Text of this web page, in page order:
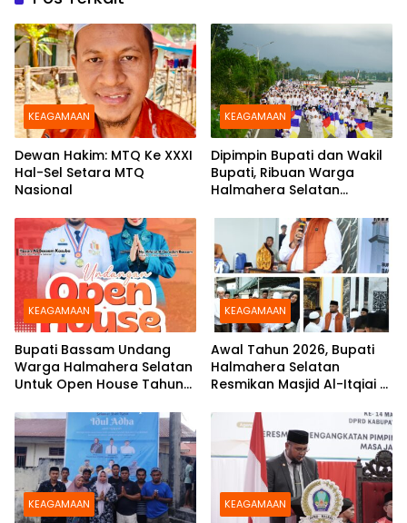
KEAGAMAAN
Dewan Hakim: MTQ Ke XXXI
Hal-Sel Setara MTQ
Nasional
KEAGAMAAN
Dipimpin Bupati dan Wakil
Bupati, Ribuan Warga
Halmahera Selatan
Ramadhan
KEAGAMAAN
Bupati Bassam Undang
Warga Halmahera Selatan
Untuk Open House Tahun
KEAGAMAAN
Awal Tahun 2026, Bupati
Halmahera Selatan
Resmikan Masjid Al-Itqiai di
KEAGAMAAN KEAGAMAAN